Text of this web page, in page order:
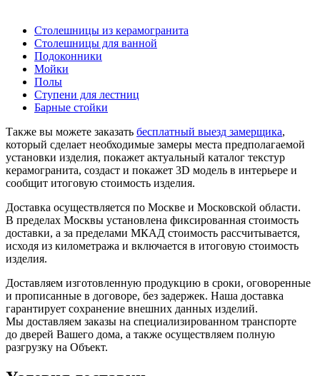
Столешницы из керамогранита
Столешницы для ванной
Подоконники
Мойки
Полы
Ступени для лестниц
Барные стойки
Также вы можете заказать бесплатный выезд замерщика,
который сделает необходимые замеры места предполагаемой
установки изделия, покажет актуальный каталог текстур
керамогранита, создаст и покажет 3D модель в интерьере и
сообщит итоговую стоимость изделия.
Доставка осуществляется по Москве и Московской области.
В пределах Москвы установлена фиксированная стоимость
доставки, а за пределами МКАД стоимость рассчитывается,
исходя из километража и включается в итоговую стоимость
изделия.
Доставляем изготовленную продукцию в сроки, оговоренные
и прописанные в договоре, без задержек. Наша доставка
гарантирует сохранение внешних данных изделий.
Мы доставляем заказы на специализированном транспорте
до дверей Вашего дома, а также осуществляем полную
разгрузку на Объект.